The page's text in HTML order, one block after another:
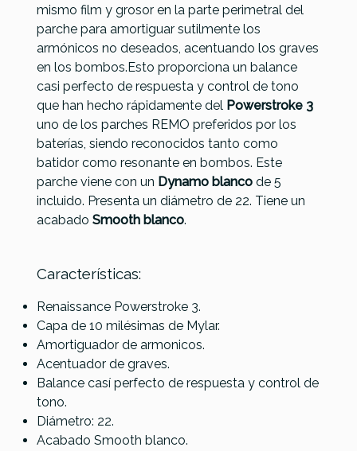
mismo film y grosor en la parte perimetral del
parche para amortiguar sutilmente los
armónicos no deseados, acentuando los graves
en los bombos.Esto proporciona un balance
casi perfecto de respuesta y control de tono
que han hecho rápidamente del Powerstroke 3
uno de los parches REMO preferidos por los
baterías, siendo reconocidos tanto como
batidor como resonante en bombos. Este
parche viene con un Dynamo blanco de 5
incluido. Presenta un diámetro de 22. Tiene un
acabado Smooth blanco.
Características:
Renaissance Powerstroke 3.
Capa de 10 milésimas de Mylar.
Amortiguador de armonicos.
Acentuador de graves.
Balance casí perfecto de respuesta y control de
tono.
Diámetro: 22.
Acabado Smooth blanco.
Powerstroke
Bombo 22
Dragon
Blanco PA-
1322-TT-T05
Ebony
Bombo
22 ES-
1622-PS
22 Clear
BD22GB3
Remo
Powerstroke
3 Suede 22
81,00 € 79,00 € 78,00 € 75,00 €
No hay características para comparar